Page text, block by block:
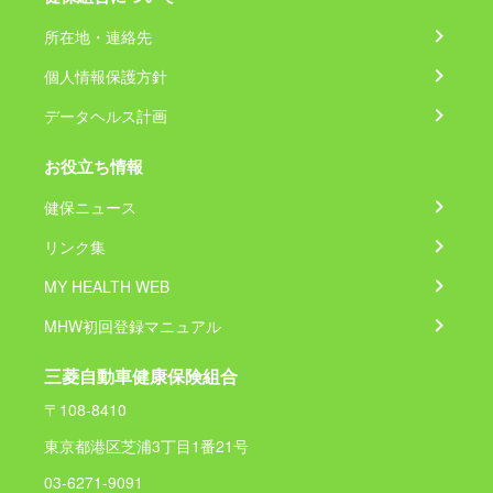
所在地・連絡先
個人情報保護方針
データヘルス計画
お役立ち情報
健保ニュース
リンク集
MY HEALTH WEB
MHW初回登録マニュアル
三菱自動車健康保険組合
〒108-8410
東京都港区芝浦3丁目1番21号
03-6271-9091